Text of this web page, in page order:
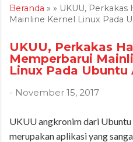
LAINNYA…
Beranda » » UKUU,
Mainline Kernel Linux Pada
UKUU, Perkakas
Memperbarui
Linux Pada Ubuntu
- November 15, 2017
UKUU angkronim dari
merupakan aplikasi yang